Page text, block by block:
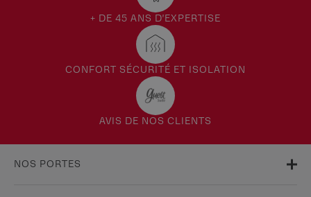
+ DE 45 ANS D'EXPERTISE
CONFORT SÉCURITÉ ET ISOLATION
AVIS DE NOS CLIENTS
NOS PORTES